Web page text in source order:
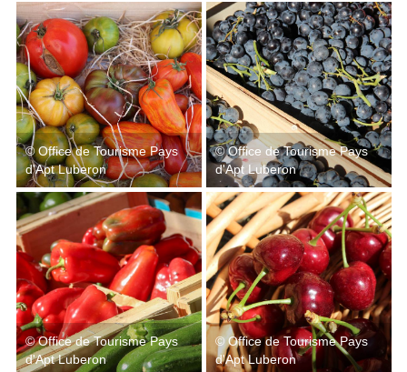
© Office de Tourisme Pays
d'Apt Luberon
© Office de Tourisme Pays
d'Apt Luberon
© Office de Tourisme Pays
d'Apt Luberon
© Office de Tourisme Pays
d'Apt Luberon